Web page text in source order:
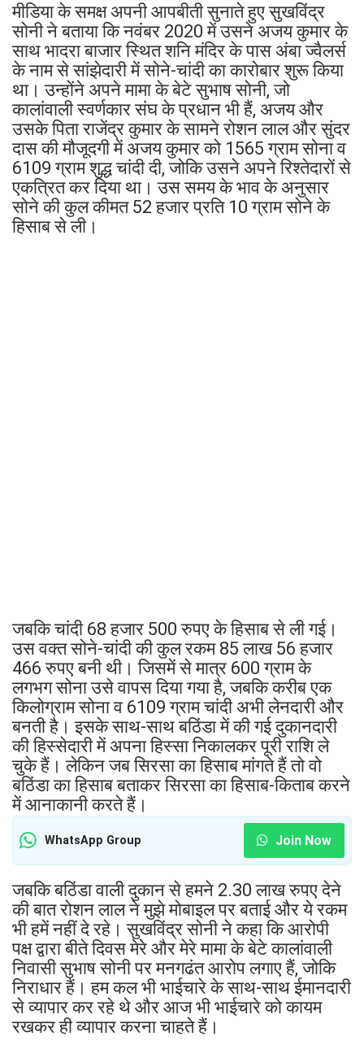
मीडिया के समक्ष अपनी आपबीती सुनाते हुए सुखविंद्र
सोनी ने बताया कि नवंबर 2020 में उसने अजय कुमार के
साथ भादरा बाजार स्थित शनि मंदिर के पास अंबा ज्वैलर्स
के नाम से सांझेदारी में सोने-चांदी का कारोबार शुरू किया
था। उन्होंने अपने मामा के बेटे सुभाष सोनी, जो
कालांवाली स्वर्णकार संघ के प्रधान भी हैं, अजय और
उसके पिता राजेंद्र कुमार के सामने रोशन लाल और सुंदर
दास की मौजूदगी में अजय कुमार को 1565 ग्राम सोना व
6109 ग्राम शुद्ध चांदी दी, जोकि उसने अपने रिश्तेदारों से
एकत्रित कर दिया था। उस समय के भाव के अनुसार
सोने की कुल कीमत 52 हजार प्रति 10 ग्राम सोने के
हिसाब से ली।
जबकि चांदी 68 हजार 500 रुपए के हिसाब से ली गई।
उस वक्त सोने-चांदी की कुल रकम 85 लाख 56 हजार
466 रुपए बनी थी। जिसमें से मात्र 600 ग्राम के
लगभग सोना उसे वापस दिया गया है, जबकि करीब एक
किलोग्राम सोना व 6109 ग्राम चांदी अभी लेनदारी और
बनती है। इसके साथ-साथ बठिंडा में की गई दुकानदारी
की हिस्सेदारी में अपना हिस्सा निकालकर पूरी राशि ले
चुके हैं। लेकिन जब सिरसा का हिसाब मांगते हैं तो वो
बठिंडा का हिसाब बताकर सिरसा का हिसाब-किताब करने
में आनाकानी करते हैं।
WhatsApp Group Join Now
जबकि बठिंडा वाली दुकान से हमने 2.30 लाख रुपए देने
की बात रोशन लाल ने मुझे मोबाइल पर बताई और ये रकम
भी हमें नहीं दे रहे। सुखविंद्र सोनी ने कहा कि आरोपी
पक्ष द्वारा बीते दिवस मेरे और मेरे मामा के बेटे कालांवाली
निवासी सुभाष सोनी पर मनगढंत आरोप लगाए हैं, जोकि
निराधार हैं। हम कल भी भाईचारे के साथ-साथ ईमानदारी
से व्यापार कर रहे थे और आज भी भाईचारे को कायम
रखकर ही व्यापार करना चाहते हैं।